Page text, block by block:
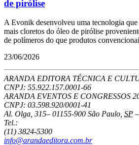
de pirólise
A Evonik desenvolveu uma tecnologia que
mais cloretos do óleo de pirólise
de polímeros do que produtos
23/06/2026
ARANDA EDITORA TÉCNICA E
CNPJ: 55.922.157.0001-66
ARANDA EVENTOS E CONGRESSOS
CNPJ: 03.598.920/0001-41
Al. Olga, 315– 01155-900 São Paulo SP –
Tel.:
(11) 3824-5300
info@arandaeditora.com.br